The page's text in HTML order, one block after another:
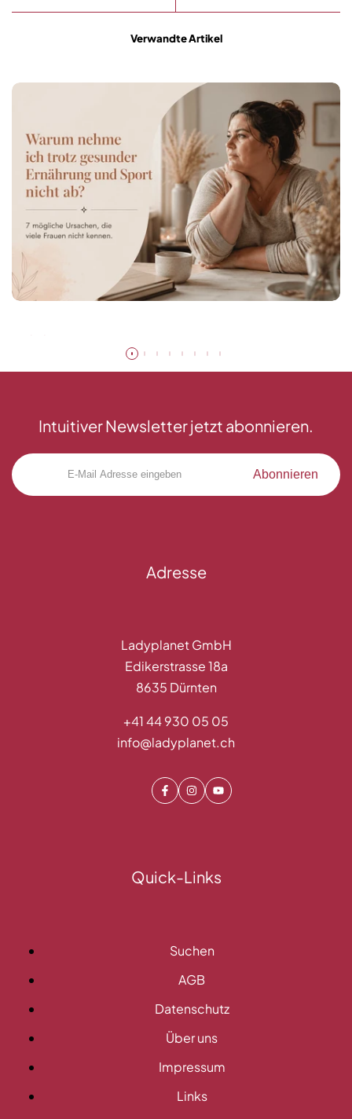
Verwandte Artikel
Adresse
Ladyplanet GmbH
Edikerstrasse 18a
8635 Dürnten
+41 44 930 05 05
info@ladyplanet.ch
Facebook
Instagram
Youtube
Quick-Links
Suchen
AGB
Datenschutz
Über uns
Impressum
Links
Intuitiver Newsletter jetzt abonnieren.
Abonnieren